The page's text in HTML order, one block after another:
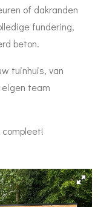
of dakranden
fundering,
beton.
tuinhuis, van
team
compleet!